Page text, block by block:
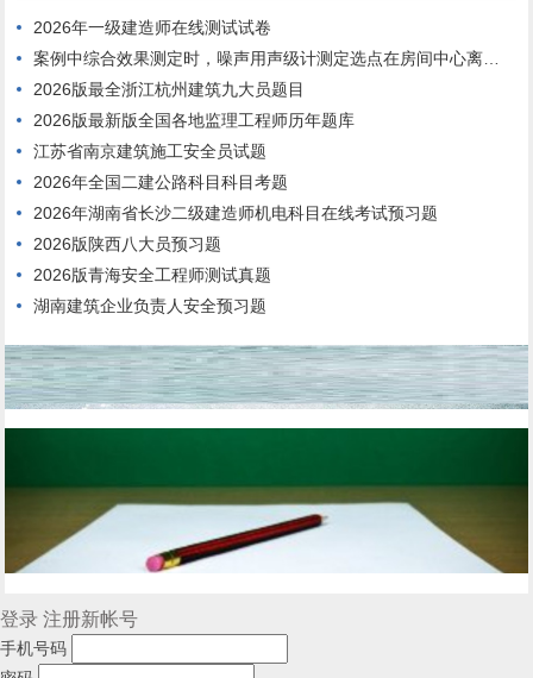
2026年一级建造师在线测试试卷
案例中综合效果测定时，噪声用声级计测定选点在房间中心离地面高度1.6m处。
2026版最全浙江杭州建筑九大员题目
2026版最新版全国各地监理工程师历年题库
江苏省南京建筑施工安全员试题
2026年全国二建公路科目科目考题
2026年湖南省长沙二级建造师机电科目在线考试预习题
2026版陕西八大员预习题
2026版青海安全工程师测试真题
湖南建筑企业负责人安全预习题
登录 注册新帐号
手机号码